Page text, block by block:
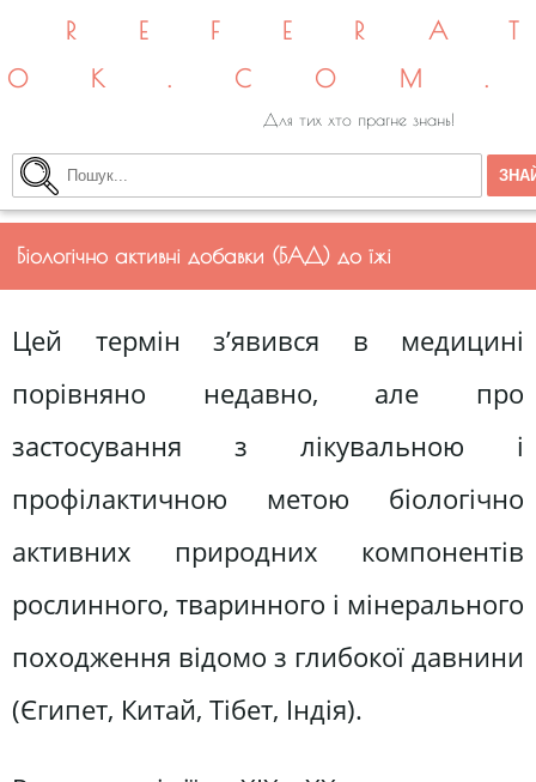
Для тих хто прагне знань!
Біологічно активні добавки (БАД) до їжі
Цей термін з’явився в медицині
порівняно недавно, але про
застосування з лікувальною і
профілактичною метою біологічно
активних природних компонентів
рослинного, тваринного і мінерального
походження відомо з глибокої давнини
(Єгипет, Китай, Тібет, Індія).